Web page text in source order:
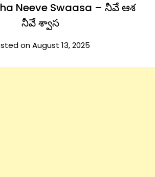
Neeve Swaasa – నీవే ఆశ
నీవే శ్వాస
on August 13, 2025